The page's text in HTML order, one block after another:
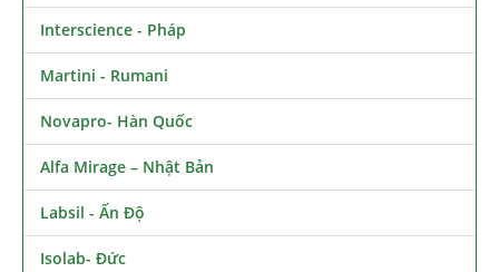
Interscience - Pháp
Martini - Rumani
Novapro- Hàn Quốc
Alfa Mirage – Nhật Bản
Labsil - Ấn Độ
Isolab- Đức